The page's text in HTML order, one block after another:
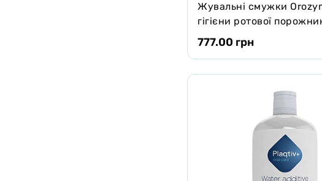
Жувальні смужки
гігієни ротової
M (10-30кг)
777.00 грн